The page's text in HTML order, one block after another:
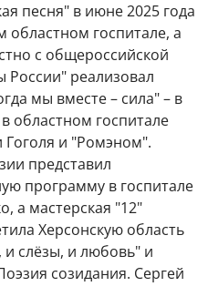
песня" в июне 2025 года
областном госпитале, а
с общероссийской
реализовал
мы вместе – сила" – в
областном госпитале
Гоголя и "Ромэном".
представил
программу в госпитале
а мастерская "12"
Херсонскую область
и слёзы, и любовь" и
созидания. Сергей